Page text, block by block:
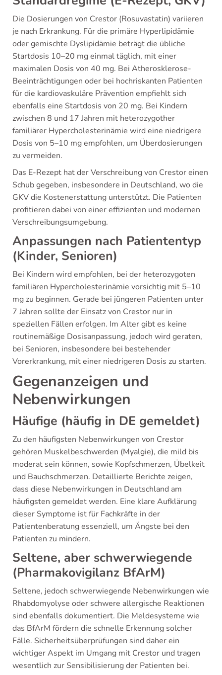
Die Dosierungen von Crestor (Rosuvastatin) variieren
je nach Erkrankung. Für die primäre Hyperlipidämie
oder gemischte Dyslipidämie beträgt die übliche
Startdosis 10–20 mg einmal täglich, mit einer
maximalen Dosis von 40 mg. Bei Atherosklerose-
Beeinträchtigungen oder bei hochriskanten Patienten
für die kardiovaskuläre Prävention empfiehlt sich
ebenfalls eine Startdosis von 20 mg. Bei Kindern
zwischen 8 und 17 Jahren mit heterozygother
familiärer Hypercholesterinämie wird eine niedrigere
Dosis von 5–10 mg empfohlen, um Überdosierungen
zu vermeiden.
Das E-Rezept hat der Verschreibung von Crestor einen
Schub gegeben, insbesondere in Deutschland, wo die
GKV die Kostenerstattung unterstützt. Die Patienten
profitieren dabei von einer effizienten und modernen
Verschreibungsumgebung.
Anpassungen nach Patiententyp
(Kinder, Senioren)
Bei Kindern wird empfohlen, bei der heterozygoten
familiären Hypercholesterinämie vorsichtig mit 5–10
mg zu beginnen. Gerade bei jüngeren Patienten unter
7 Jahren sollte der Einsatz von Crestor nur in
speziellen Fällen erfolgen. Im Alter gibt es keine
routinemäßige Dosisanpassung, jedoch wird geraten,
bei Senioren, insbesondere bei bestehender
Vorerkrankung, mit einer niedrigeren Dosis zu starten.
Gegenanzeigen und
Nebenwirkungen
Häufige (häufig in DE gemeldet)
Zu den häufigsten Nebenwirkungen von Crestor
gehören Muskelbeschwerden (Myalgie), die mild bis
moderat sein können, sowie Kopfschmerzen, Übelkeit
und Bauchschmerzen. Detaillierte Berichte zeigen,
dass diese Nebenwirkungen in Deutschland am
häufigsten gemeldet werden. Eine klare Aufklärung
dieser Symptome ist für Fachkräfte in der
Patientenberatung essenziell, um Ängste bei den
Patienten zu mindern.
Seltene, aber schwerwiegende
(Pharmakovigilanz BfArM)
Seltene, jedoch schwerwiegende Nebenwirkungen wie
Rhabdomyolyse oder schwere allergische Reaktionen
sind ebenfalls dokumentiert. Die Meldesysteme wie
das BfArM fördern die schnelle Erkennung solcher
Fälle. Sicherheitsüberprüfungen sind daher ein
wichtiger Aspekt im Umgang mit Crestor und tragen
wesentlich zur Sensibilisierung der Patienten bei.